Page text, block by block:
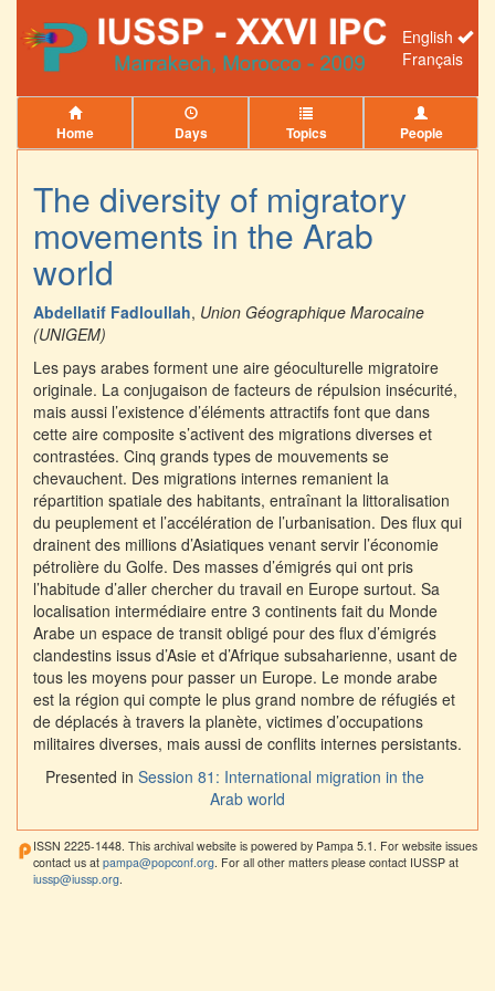
English
Français
Home Days Topics People
The diversity of migratory
movements in the Arab
world
Abdellatif Fadloullah, Union Géographique Marocaine
(UNIGEM)
Les pays arabes forment une aire géoculturelle migratoire
originale. La conjugaison de facteurs de répulsion insécurité,
mais aussi l’existence d’éléments attractifs font que dans
cette aire composite s’activent des migrations diverses et
contrastées. Cinq grands types de mouvements se
chevauchent. Des migrations internes remanient la
répartition spatiale des habitants, entraînant la littoralisation
du peuplement et l’accélération de l’urbanisation. Des flux qui
drainent des millions d’Asiatiques venant servir l’économie
pétrolière du Golfe. Des masses d’émigrés qui ont pris
l’habitude d’aller chercher du travail en Europe surtout. Sa
localisation intermédiaire entre 3 continents fait du Monde
Arabe un espace de transit obligé pour des flux d’émigrés
clandestins issus d’Asie et d’Afrique subsaharienne, usant de
tous les moyens pour passer un Europe. Le monde arabe
est la région qui compte le plus grand nombre de réfugiés et
de déplacés à travers la planète, victimes d’occupations
militaires diverses, mais aussi de conflits internes persistants.
Presented in Session 81: International migration in the
Arab world
ISSN 2225-1448. This archival website is powered by Pampa 5.1. For website issues
contact us at pampa@popconf.org . For all other matters please contact IUSSP at
iussp@iussp.org